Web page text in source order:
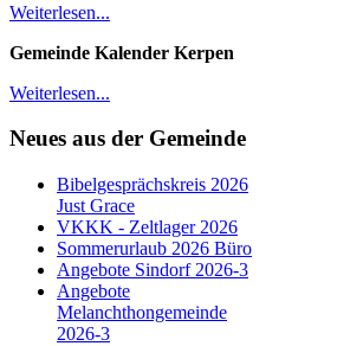
Weiterlesen...
Gemeinde Kalender Kerpen
Weiterlesen...
Neues aus der Gemeinde
Bibelgesprächskreis 2026
Just Grace
VKKK - Zeltlager 2026
Sommerurlaub 2026 Büro
Angebote Sindorf 2026-3
Angebote
Melanchthongemeinde
2026-3